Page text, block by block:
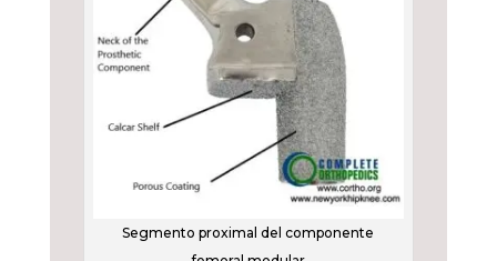
Segmento proximal del componente